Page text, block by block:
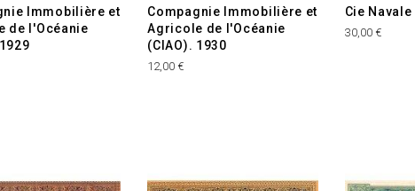
Immobilière et
de l'Océanie
Compagnie Immobilière et
Agricole de l'Océanie
(CIAO). 1930
Prix
12,00 €
Cie
Prix
30,00 €